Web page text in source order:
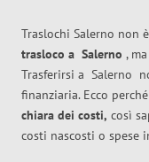
Traslochi Salerno non
trasloco a Salerno ,
Trasferirsi a Salerno
finanziaria. Ecco
chiara dei costi, così
costi nascosti o spese